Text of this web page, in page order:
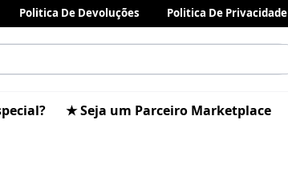
Politica De Devoluções Politica De Privacidade
★ Seja um Parceiro Marketplace